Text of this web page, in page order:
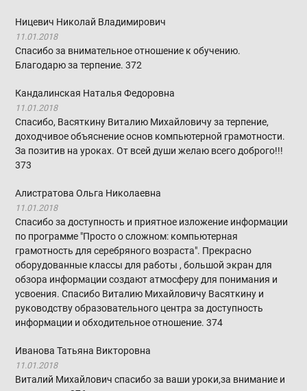
Ницевич Николай Владимирович
11.01.2018
Спасибо за внимательное отношение к обучению.
Благодарю за терпение.372
Кандалинская Наталья Федоровна
11.01.2018
Спасибо, Васяткину Виталию Михайловичу за терпение,
доходчивое объяснение основ компьютерной грамотности.
За позитив на уроках. От всей души желаю всего доброго!!!
373
Алистратова Ольга Николаевна
11.01.2018
Спасибо за доступность и приятное изложение информации
по программе "Просто о сложном: компьютерная
грамотность для серебряного возраста". Прекрасно
оборудованные классы для работы , большой экран для
обзора информации создают атмосферу для понимания и
усвоения. Спасибо Виталию Михайловичу Васяткину и
руководству образовательного центра за доступность
информации и обходительное отношение.374
Иванова Татьяна Викторовна
11.01.2018
Виталий Михайлович спасибо за ваши уроки,за внимание и